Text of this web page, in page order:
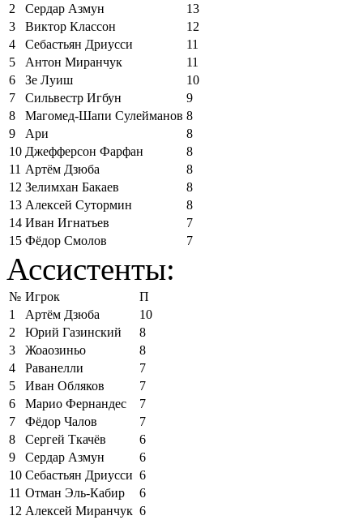
2
Сердар Азмун
13
3
Виктор Классон
12
4
Себастьян Дриусси
11
5
Антон Миранчук
11
6
Зе Луиш
10
7
Сильвестр Игбун
9
8
Магомед-Шапи Сулейманов 8
9
Ари
8
10 Джефферсон Фарфан
8
11 Артём Дзюба
8
12 Зелимхан Бакаев
8
13 Алексей Сутормин
8
14 Иван Игнатьев
7
15 Фёдор Смолов 7
Ассистенты:
№ Игрок
П
1
Артём Дзюба
10
2
Юрий Газинский
8
3
Жоаозиньо
8
4
Раванелли
7
5
Иван Обляков
7
6
Марио Фернандес
7
7
Фёдор Чалов
7
8
Сергей Ткачёв
6
9
Сердар Азмун
6
10 Себастьян Дриусси 6
11 Отман Эль-Кабир
6
12 Алексей Миранчук 6